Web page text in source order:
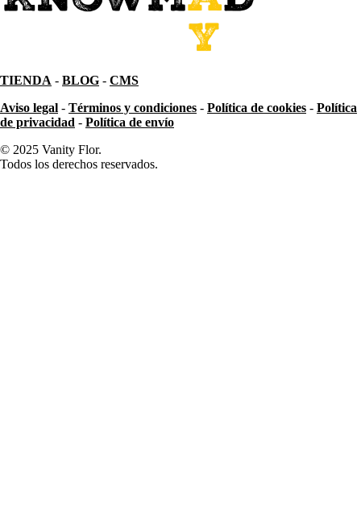
TIENDA - BLOG - CMS
Aviso legal - Términos y condiciones - Política de cookies - Política
de privacidad - Política de envío
© 2025 Vanity Flor.
Todos los derechos reservados.